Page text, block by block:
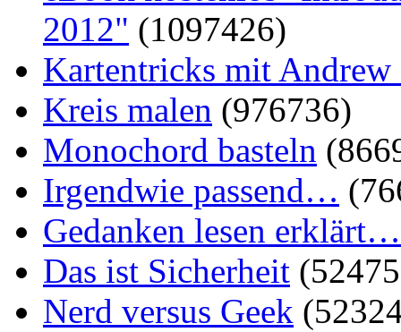
2012" (1097426)
Kartentricks mit
Kreis malen (976736)
Monochord basteln
Irgendwie passend…
Gedanken lesen erklärt…
Das ist Sicherheit
Nerd versus Geek